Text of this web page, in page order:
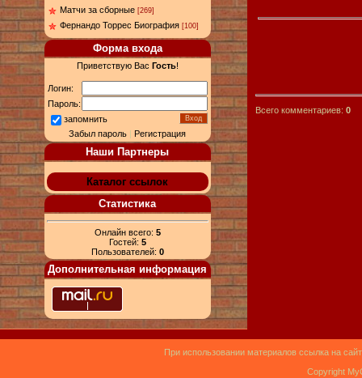
Матчи за сборные [269]
Фернандо Торрес Биография [100]
Форма входа
Приветствую Вас Гость!
Логин:
Пароль:
запомнить
Забыл пароль |Регистрация
Наши Партнеры
Каталог ссылок
Статистика
Онлайн всего: 5
Гостей: 5
Пользователей: 0
Дополнительная информация
Всего комментариев: 0
При использовании материалов ссылка на
Copyright